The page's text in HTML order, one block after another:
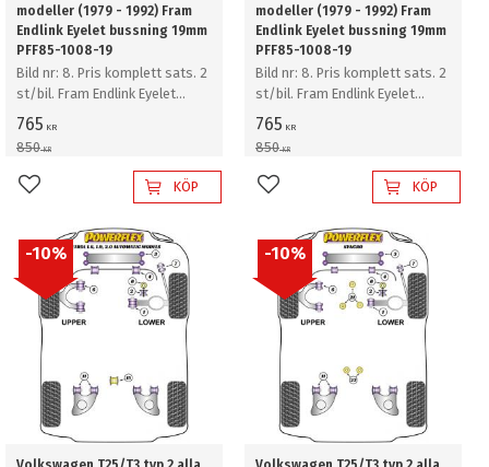
modeller (1979 - 1992) Fram
Endlink Eyelet bussning 19mm
PFF85-1008-19
Bild nr: 8. Pris komplett sats. 2
st/bil. Fram Endlink Eyelet
bussning 19mm
765 KR
850KR
Lägg till i favoriterKÖP
modeller (1979 - 1992) Fram
Endlink Eyelet bussning 19mm
PFF85-1008-19
Bild nr: 8. Pris komplett sats. 2
st/bil. Fram Endlink Eyelet
bussning 19mm
765 KR
850KR
Lägg till i favoriterKÖP
10% 10%